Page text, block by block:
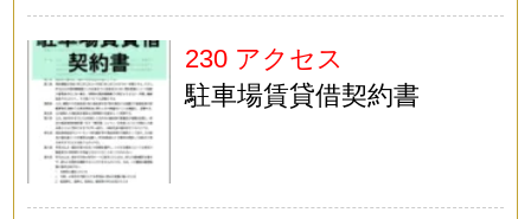
230 アクセス
駐車場賃貸借契約書